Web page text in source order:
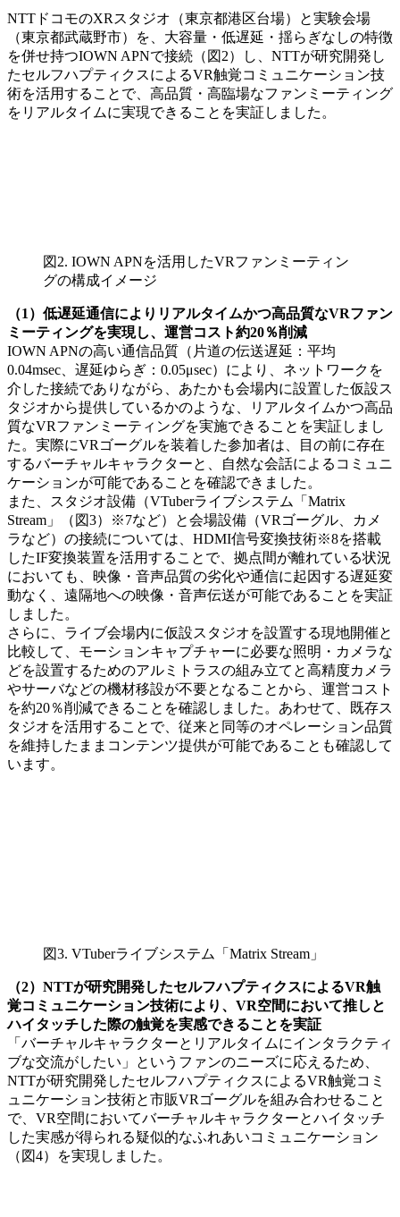
NTTドコモのXRスタジオ（東京都港区台場）と実験会場
（東京都武蔵野市）を、大容量・低遅延・揺らぎなしの特徴
を併せ持つIOWN APNで接続（図2）し、NTTが研究開発し
たセルフハプティクスによるVR触覚コミュニケーション技
術を活用することで、高品質・高臨場なファンミーティング
をリアルタイムに実現できることを実証しました。
図2. IOWN APNを活用したVRファンミーティン
グの構成イメージ
（1）低遅延通信によりリアルタイムかつ高品質なVRファン
ミーティングを実現し、運営コスト約20％削減
IOWN APNの高い通信品質（片道の伝送遅延：平均
0.04msec、遅延ゆらぎ：0.05μsec）により、ネットワークを
介した接続でありながら、あたかも会場内に設置した仮設ス
タジオから提供しているかのような、リアルタイムかつ高品
質なVRファンミーティングを実施できることを実証しまし
た。実際にVRゴーグルを装着した参加者は、目の前に存在
するバーチャルキャラクターと、自然な会話によるコミュニ
ケーションが可能であることを確認できました。
また、スタジオ設備（VTuberライブシステム「Matrix
Stream」（図3）※7など）と会場設備（VRゴーグル、カメ
ラなど）の接続については、HDMI信号変換技術※8を搭載
したIF変換装置を活用することで、拠点間が離れている状況
においても、映像・音声品質の劣化や通信に起因する遅延変
動なく、遠隔地への映像・音声伝送が可能であることを実証
しました。
さらに、ライブ会場内に仮設スタジオを設置する現地開催と
比較して、モーションキャプチャーに必要な照明・カメラな
どを設置するためのアルミトラスの組み立てと高精度カメラ
やサーバなどの機材移設が不要となることから、運営コスト
を約20％削減できることを確認しました。あわせて、既存ス
タジオを活用することで、従来と同等のオペレーション品質
を維持したままコンテンツ提供が可能であることも確認して
います。
図3. VTuberライブシステム「Matrix Stream」
（2）NTTが研究開発したセルフハプティクスによるVR触
覚コミュニケーション技術により、VR空間において推しと
ハイタッチした際の触覚を実感できることを実証
「バーチャルキャラクターとリアルタイムにインタラクティ
ブな交流がしたい」というファンのニーズに応えるため、
NTTが研究開発したセルフハプティクスによるVR触覚コミ
ュニケーション技術と市販VRゴーグルを組み合わせること
で、VR空間においてバーチャルキャラクターとハイタッチ
した実感が得られる疑似的なふれあいコミュニケーション
（図4）を実現しました。